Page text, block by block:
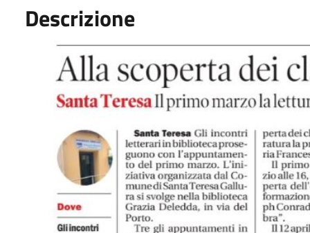
Descrizione